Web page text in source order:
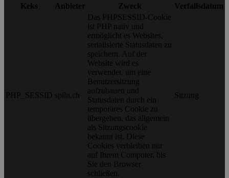
Keks
Anbieter Zweck Verfallsdatum
PHP_SESSID spiln.ch
Das PHPSESSID-Cookie
ist PHP nativ und
ermöglicht es Websites,
serialisierte Statusdaten zu
speichern. Auf der
Website wird es
verwendet, um eine
Benutzersitzung
aufzubauen und
Statusdaten durch ein
temporäres Cookie zu
übergeben, das allgemein
als Sitzungscookie
bekannt ist. Diese
Cookies verbleiben nur
auf Ihrem Computer, bis
Sie den Browser
schließen.
Sitzung